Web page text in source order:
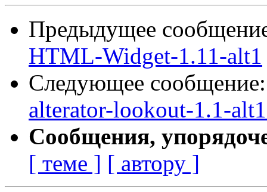
Предыдущее
HTML-Widget-1.11-alt1
Следующее
alterator-lookout-1.1-
Сообщения,
[ теме ] [ автору ]